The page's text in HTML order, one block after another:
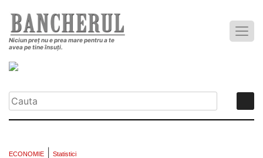
Niciun preț nu e prea mare pentru a te
avea pe tine însuți.
ECONOMIE Statistici